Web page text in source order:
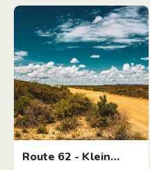
Route 62 - Klein